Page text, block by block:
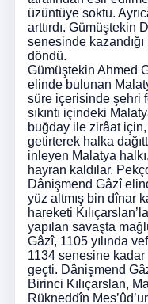
üzüntüye soktu.
arttırdı. Gümüştekin
senesinde
döndü.
Gümüştekin Ahmed
elinde bulunan
süre içerisinde şehri
sıkıntı içindeki
buğday ile zirâat
getirterek halka
inleyen Malatya
hayran kaldılar.
Dânişmend Gâzî
yüz altmış bin dînar
hareketi
yapılan savaşta
Gâzî, 1105 yılında
1134 senesine
geçti. Dânişmend
Birinci Kılıçarslan,
Rükneddîn